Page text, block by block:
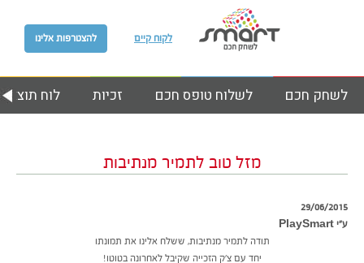
להצטרפות אלינו לקוח קיים
לוח זכיות לשלוח טופס חכם לשחק חכם
מזל טוב לתמיר מנתיבות
29/06/2015
ע״י PlaySmart
תודה לתמיר מנתיבות, ששלח אלינו את תמונתו
יחד עם צ’ק הזכייה שקיבל לאחרונה בטוטו!